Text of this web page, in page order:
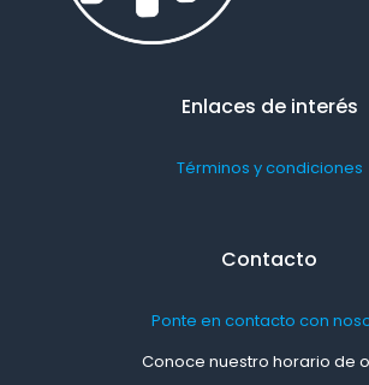
Enlaces de interés
Términos y condiciones
Contacto
Ponte en contacto con
Conoce nuestro horario de